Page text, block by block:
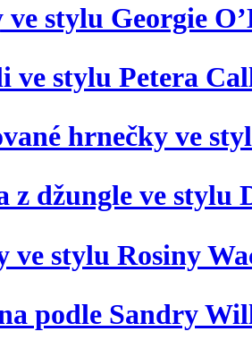
stylu Georgie
ve stylu Petera
hrnečky ve
z džungle ve stylu
ve stylu Rosiny
podle Sandry